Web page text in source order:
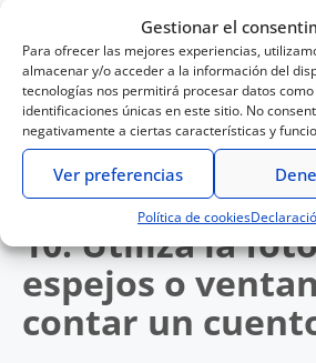
Gestionar el
Para ofrecer las mejores experiencias,
almacenar y/o acceder a la información del
tecnologías nos permitirá procesar datos
identificaciones únicas en este sitio. No
negativamente a ciertas características y
Ver preferencias
Política de cookies
adicionales para agregar
imagen. Estos elementos
árboles, piedras y otros
como objetos hechos a mano.
elemento adicional en el
agregar una dimensión extra
10. Utiliza la
espejos o
contar un